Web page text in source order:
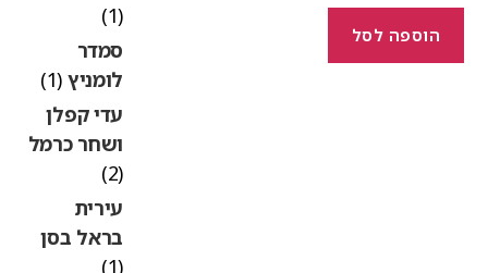
הוספה לסל
סמדר
לומניץ(1)
עדי קפלן
ושחר כרמל
עירית
בראל בסן